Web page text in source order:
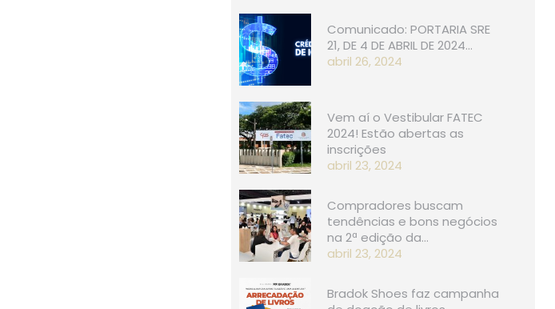
Comunicado: PORTARIA SRE
21, D​​E 4 DE ABRIL DE 2024…
abril 26, 2024
Vem aí o Vestibular FATEC
2024! Estão abertas as
inscrições
abril 23, 2024
Compradores buscam
tendências e bons negócios
na 2ª edição da…
abril 23, 2024
Bradok Shoes faz campanha